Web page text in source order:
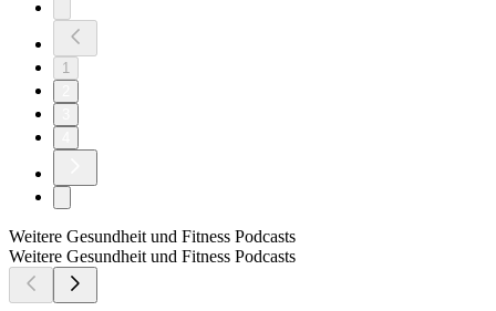
1
Weitere Gesundheit und Fitness Podcasts
Weitere Gesundheit und Fitness Podcasts